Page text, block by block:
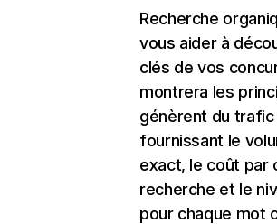
Recherche
vous aider à
clés de vos
montrera les
génèrent du
fournissant le
exact, le coût par
recherche et le
pour chaque mot